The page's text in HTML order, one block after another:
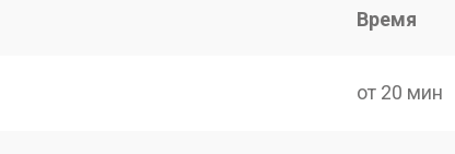
Время
от 20 мин